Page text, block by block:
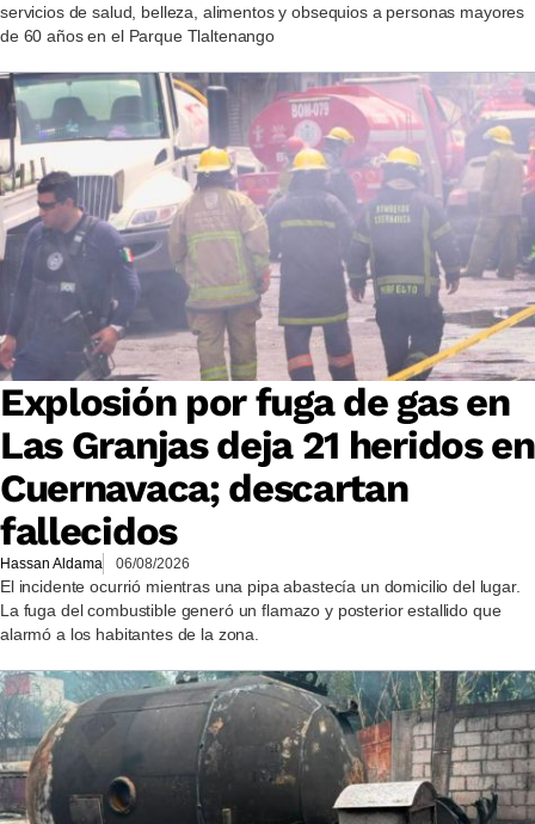
servicios de salud, belleza, alimentos y obsequios a personas mayores
de 60 años en el Parque Tlaltenango
Explosión por fuga de gas en
Las Granjas deja 21 heridos en
Cuernavaca; descartan
fallecidos
Hassan Aldama 06/08/2026
El incidente ocurrió mientras una pipa abastecía un domicilio del lugar.
La fuga del combustible generó un flamazo y posterior estallido que
alarmó a los habitantes de la zona.